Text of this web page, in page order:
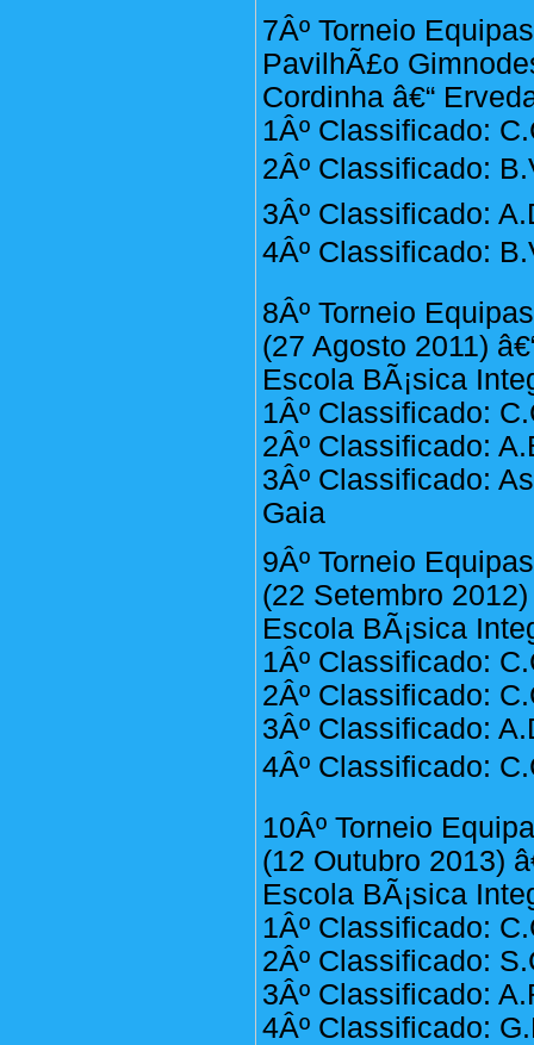
7Âº Torneio
PavilhÃ£o
Cordinha â€“
1Âº Classificado:
2Âº Classificado:
3Âº Classificado:
4Âº Classificado:
8Âº Torneio
(27 Agosto 2011)
Escola BÃ¡sica
1Âº Classificado:
2Âº Classificado:
3Âº Classificado:
Gaia
9Âº Torneio
(22 Setembro
Escola BÃ¡sica
1Âº Classificado:
2Âº Classificado:
3Âº Classificado:
4Âº Classificado:
10Âº Torneio
(12 Outubro 2013)
Escola BÃ¡sica
1Âº Classificado:
2Âº Classificado:
3Âº Classificado:
4Âº Classificado: